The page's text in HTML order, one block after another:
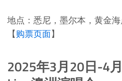
地点：悉尼，墨尔本，黄金
【购票页面】
2025年3月20日-4